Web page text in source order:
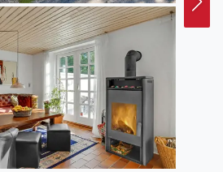
Haus gibt es auch gute
Kajakfahren oder Paddeln.
spannende
Djurs Sommerland, Randers
By und Tivoli Friheden in Århus
Die Natur nahe dem Haus
Feldern, Wald und einem
vielen Tierarten.